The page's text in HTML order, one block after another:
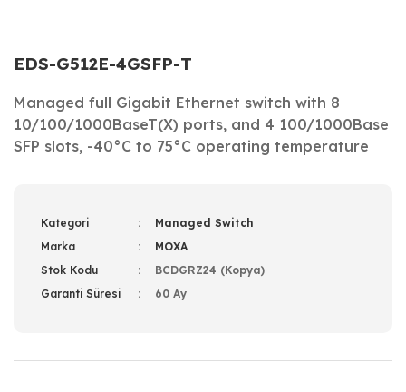
EDS-G512E-4GSFP-T
Managed full Gigabit Ethernet switch with 8
10/100/1000BaseT(X) ports, and 4 100/1000Base
SFP slots, -40°C to 75°C operating temperature
Kategori
Managed Switch
Marka
MOXA
Stok Kodu
BCDGRZ24 (Kopya)
Garanti Süresi
60 Ay